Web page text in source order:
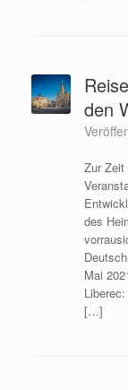
den
Zur Zeit
des
Mai
[…]